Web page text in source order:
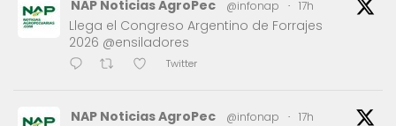
NAP Noticias AgroPec @infonap · 17h
Llega el Congreso Argentino de Forrajes
2026 @ensiladores
Twitter
NAP Noticias AgroPec @infonap · 17h